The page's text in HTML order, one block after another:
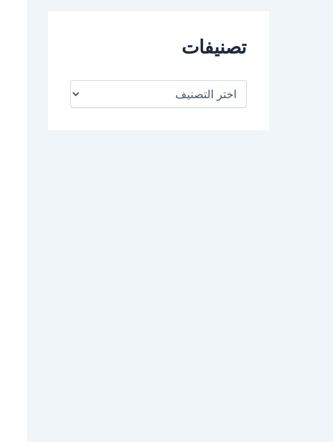
تصنيفات